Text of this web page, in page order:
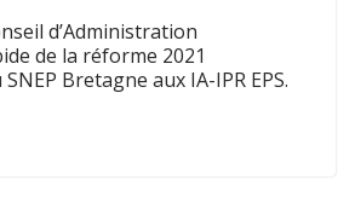
d’Administration
de la réforme 2021
Bretagne aux IA-IPR EPS.